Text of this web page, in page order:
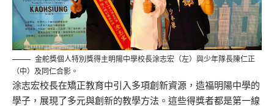
金舵獎個人特別獎得主明陽中學校長涂志宏（左）與少年隊長陳仁正
（中）及同仁合影。
涂志宏校長在矯正教育中引入多項創新資源，造福明陽中學的
學子，展現了多元與創新的教學方法。這些得獎者都是第一線